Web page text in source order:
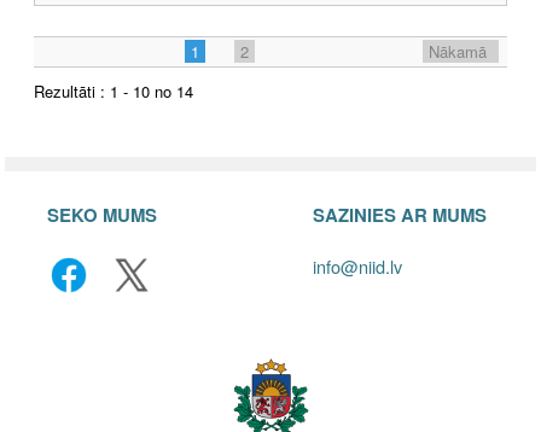
1 2
Nākamā
Rezultāti : 1 - 10 no 14
SEKO MUMS SAZINIES AR MUMS
info@niid.lv